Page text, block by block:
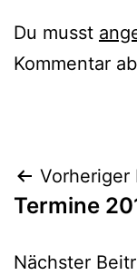
Du musst
Kommentar
Vorheriger
Termine
Nächster